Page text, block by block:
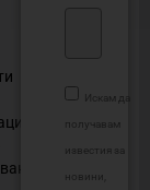
Искам да
получавам
известия за
новини,